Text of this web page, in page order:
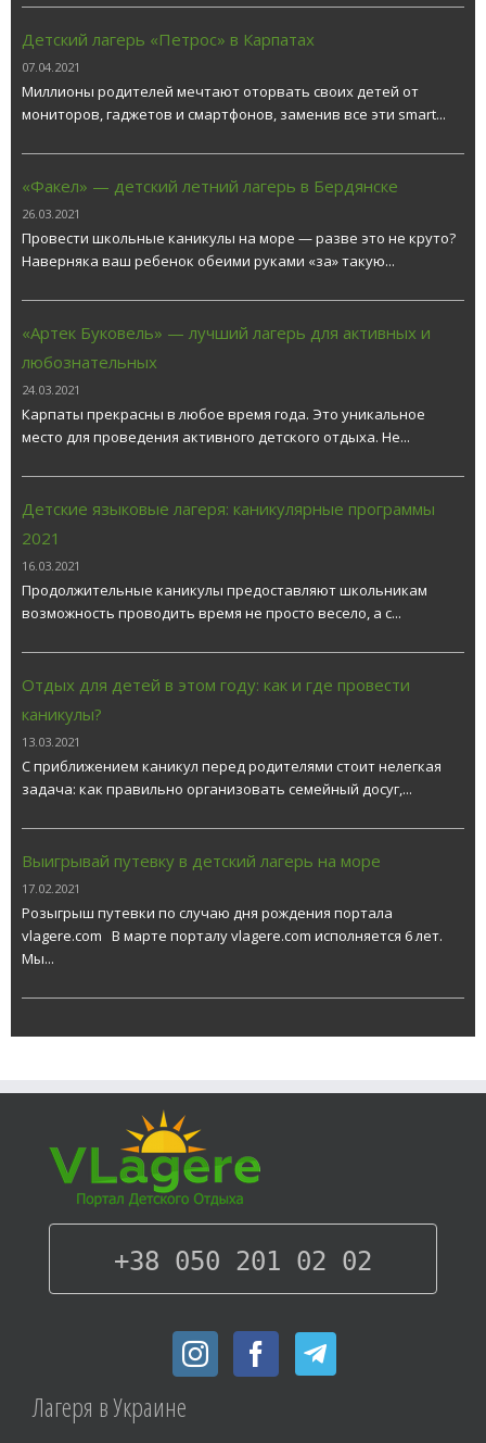
Детский лагерь «Петрос» в Карпатах
07.04.2021
Миллионы родителей мечтают оторвать своих детей от
мониторов, гаджетов и смартфонов, заменив все эти smart...
«Факел» — детский летний лагерь в Бердянске
26.03.2021
Провести школьные каникулы на море — разве это не круто?
Наверняка ваш ребенок обеими руками «за» такую...
«Артек Буковель» — лучший лагерь для активных и
любознательных
24.03.2021
Карпаты прекрасны в любое время года. Это уникальное
место для проведения активного детского отдыха. Не...
Детские языковые лагеря: каникулярные программы
2021
16.03.2021
Продолжительные каникулы предоставляют школьникам
возможность проводить время не просто весело, а с...
Отдых для детей в этом году: как и где провести
каникулы?
13.03.2021
С приближением каникул перед родителями стоит нелегкая
задача: как правильно организовать семейный досуг,...
Выигрывай путевку в детский лагерь на море
17.02.2021
Розыгрыш путевки по случаю дня рождения портала
vlagere.com В марте порталу vlagere.com исполняется 6 лет.
Мы...
+38 050 201 02 02
Лагеря в Украине